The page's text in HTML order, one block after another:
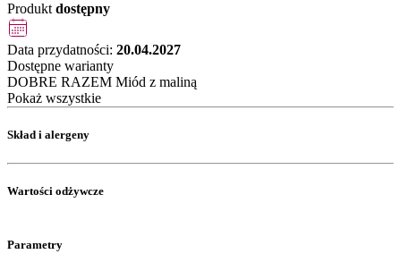
Produkt dostępny
Data przydatności: 20.04.2027
Dostępne warianty
DOBRE RAZEM Miód z maliną
Pokaż wszystkie
Skład i alergeny
Wartości odżywcze
Parametry